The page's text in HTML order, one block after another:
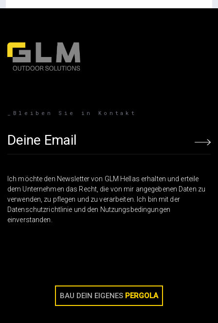
_Bleiben Sie in Kontakt
Email address
Ich möchte den Newsletter von GLM Hellas erhalten und erteile
dem Unternehmen das Recht, die von mir angegebenen Daten zu
verwenden, zu pflegen und zu verarbeiten. Ich bin mit der
Datenschutzrichtlinie und den Nutzungsbedingungen
einverstanden.
BAU DEIN EIGENES PERGOLA